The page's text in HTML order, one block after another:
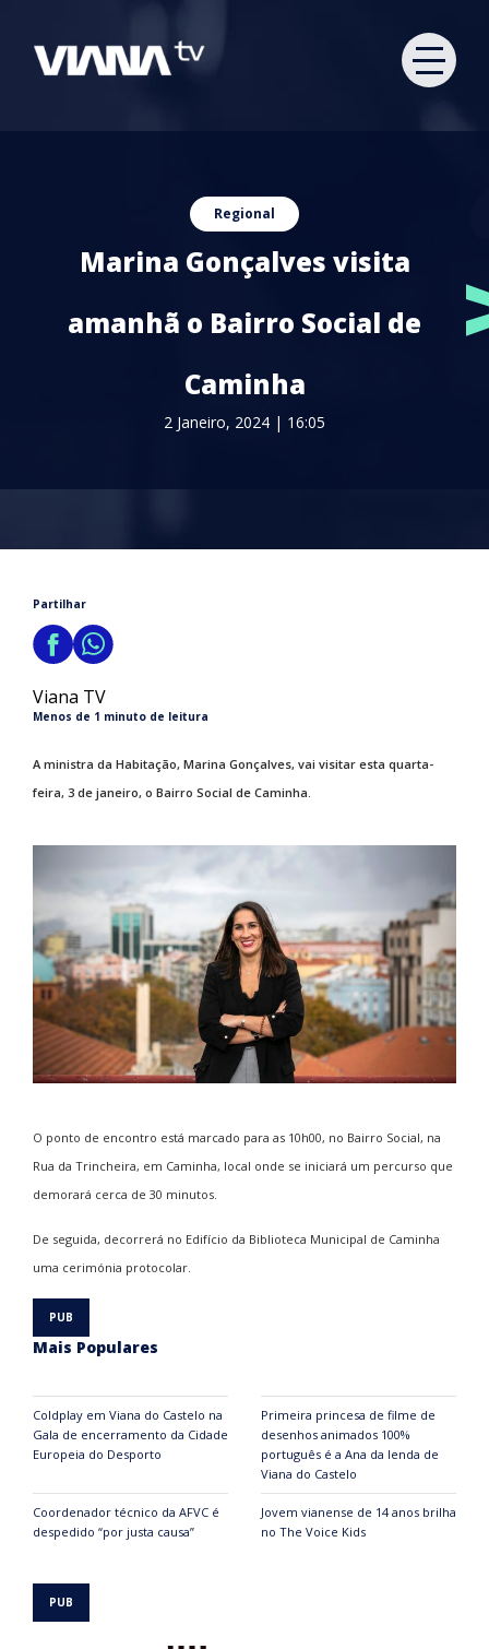
Regional
Marina Gonçalves visita
amanhã o Bairro Social de
Caminha
2 Janeiro, 2024 | 16:05
Partilhar
Viana TV
Menos de 1 minuto de leitura
A ministra da Habitação, Marina Gonçalves, vai visitar esta quarta-
feira, 3 de janeiro, o Bairro Social de Caminha.
O ponto de encontro está marcado para as 10h00, no Bairro Social, na
Rua da Trincheira, em Caminha, local onde se iniciará um percurso que
demorará cerca de 30 minutos.
De seguida, decorrerá no Edifício da Biblioteca Municipal de Caminha
uma cerimónia protocolar.
Mais Populares
Coldplay em Viana do Castelo na
Gala de encerramento da Cidade
Europeia do Desporto
Primeira princesa de filme de
desenhos animados 100%
português é a Ana da lenda de
Viana do Castelo
Coordenador técnico da AFVC é
despedido “por justa causa”
Jovem vianense de 14 anos brilha
no The Voice Kids